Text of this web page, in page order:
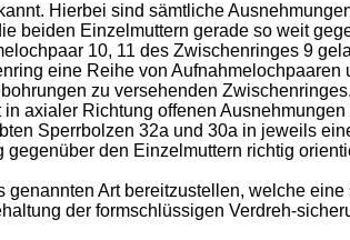
Hierbei sind sämtliche
beiden Einzelmuttern gerade so weit
10, 11 des Zwischenringes 9
eine Reihe von
zu versehenden
axialer Richtung offenen
Sperrbolzen 32a und 30a in jeweils
den Einzelmuttern richtig
Art bereitzustellen, welche
der formschlüssigen Verdreh-